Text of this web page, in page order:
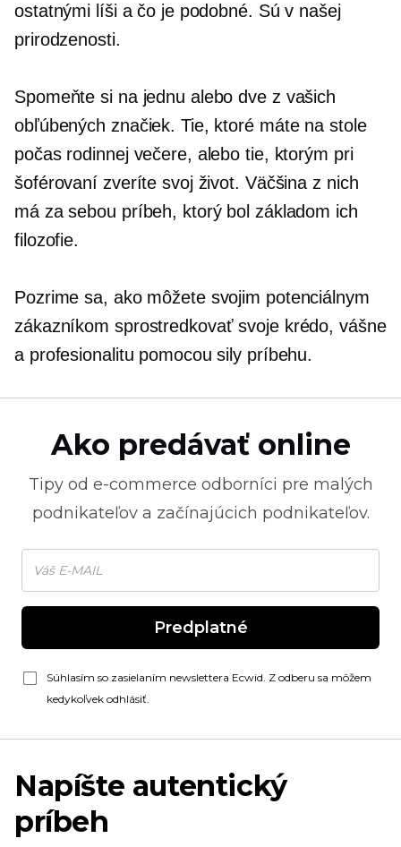
ostatnými líši a čo je podobné. Sú v našej
prirodzenosti.
Spomeňte si na jednu alebo dve z vašich
obľúbených značiek. Tie, ktoré máte na stole
počas rodinnej večere, alebo tie, ktorým pri
šoférovaní zveríte svoj život. Väčšina z nich
má za sebou príbeh, ktorý bol základom ich
filozofie.
Pozrime sa, ako môžete svojim potenciálnym
zákazníkom sprostredkovať svoje krédo, vášne
a profesionalitu pomocou sily príbehu.
Ako predávať online
Tipy od e-commerce odborníci pre malých
podnikateľov a začínajúcich podnikateľov.
Predplatné
Súhlasím so zasielaním newslettera Ecwid. Z odberu sa môžem
kedykoľvek odhlásiť.
Napíšte autentický
príbeh